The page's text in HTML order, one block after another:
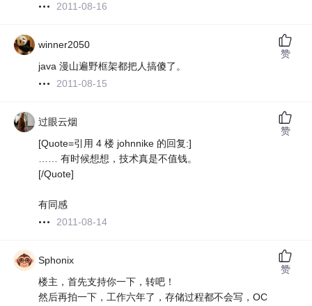
2011-08-16
winner2050
java 漫山遍野框架都把人搞傻了。
2011-08-15
赞
过眼云烟
[Quote=引用 4 楼 johnnike 的回复:]
…… 有时候想想，技术真是不值钱。
[/Quote]
有同感
2011-08-14
赞
Sphonix
楼主，首先支持你一下，转吧！
然后再拍一下，工作六年了，存储过程都不会写，OC
赞